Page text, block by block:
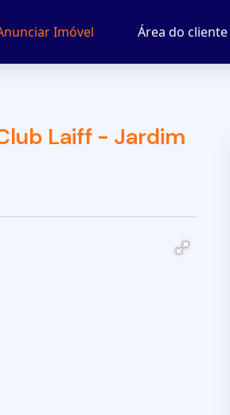
Área do cliente
Imóvel
Laiff - Jardim